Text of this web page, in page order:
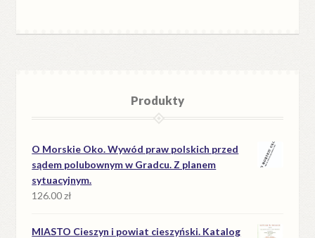
Produkty
O Morskie Oko. Wywód praw polskich przed
sądem polubownym w Gradcu. Z planem
sytuacyjnym.
126.00zł
MIASTO Cieszyn i powiat cieszyński. Katalog